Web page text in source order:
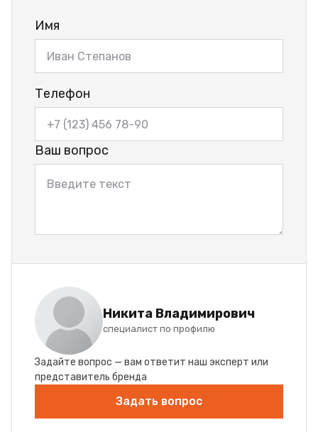
Имя
Телефон
Ваш вопрос
Никита Владимирович
специалист по профилю
Задайте вопрос — вам ответит наш эксперт или
представитель бренда
Задать вопрос